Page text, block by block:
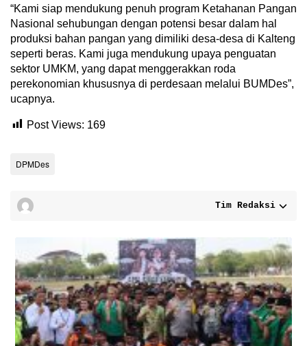
“Kami siap mendukung penuh program Ketahanan Pangan
Nasional sehubungan dengan potensi besar dalam hal
produksi bahan pangan yang dimiliki desa-desa di Kalteng
seperti beras. Kami juga mendukung upaya penguatan
sektor UMKM, yang dapat menggerakkan roda
perekonomian khususnya di perdesaan melalui BUMDes”,
ucapnya.
Post Views: 169
DPMDes
Tim Redaksi